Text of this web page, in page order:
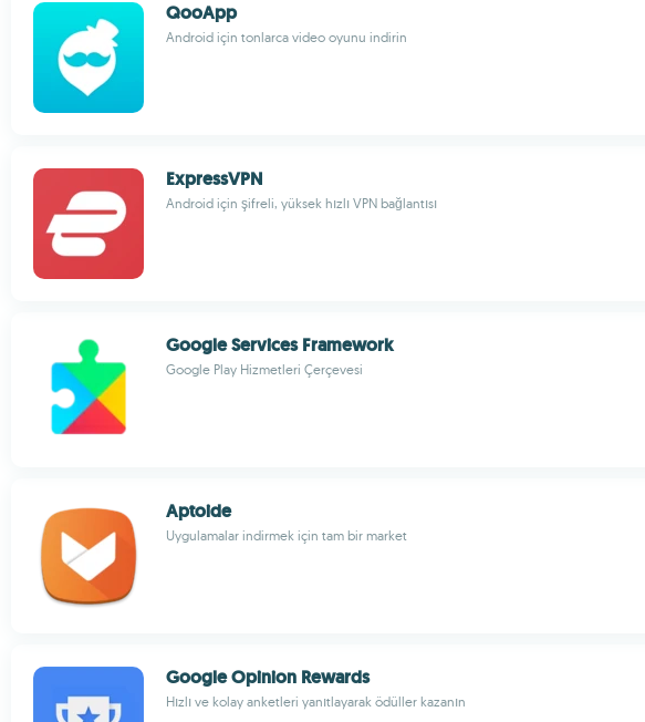
QooApp
Android için tonlarca video oyunu indirin
ExpressVPN
Android için şifreli, yüksek hızlı VPN bağlantısı
Google Services Framework
Google Play Hizmetleri Çerçevesi
Aptoide
Uygulamalar indirmek için tam bir market
Google Opinion Rewards
Hızlı ve kolay anketleri yanıtlayarak ödüller kazanın